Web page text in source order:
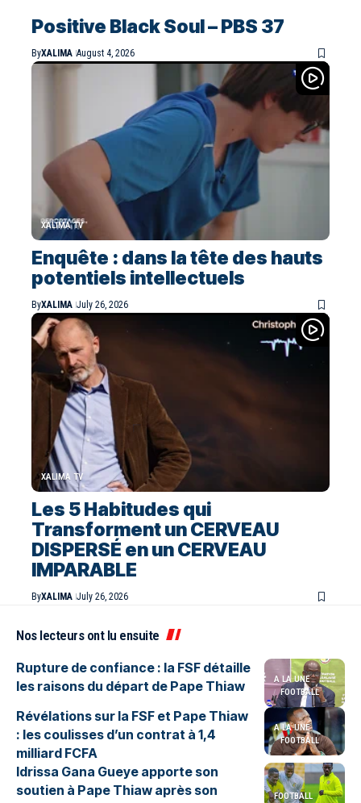
Positive Black Soul – PBS 37
ByXALIMA August 4, 2026
XALIMA TV
Enquête : dans la tête des hauts
potentiels intellectuels
ByXALIMA July 26, 2026
XALIMA TV
Les 5 Habitudes qui
Transforment un CERVEAU
DISPERSÉ en un CERVEAU
IMPARABLE
ByXALIMA July 26, 2026
Nos lecteurs ont lu ensuite
A LA UNE
FOOTBALL
Rupture de confiance : la FSF détaille
les raisons du départ de Pape Thiaw
A LA UNE
FOOTBALL
Révélations sur la FSF et Pape Thiaw
: les coulisses d’un contrat à 1,4
milliard FCFA
FOOTBALL
Idrissa Gana Gueye apporte son
soutien à Pape Thiaw après son